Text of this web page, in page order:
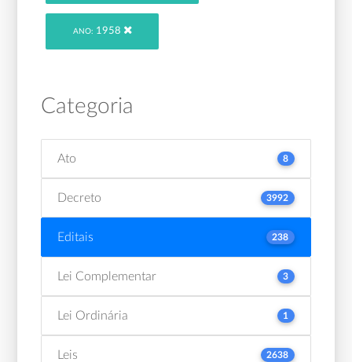
ANO: 1958
Categoria
Ato 8
Decreto 3992
Editais 238
Lei Complementar 3
Lei Ordinária 1
Leis 2638